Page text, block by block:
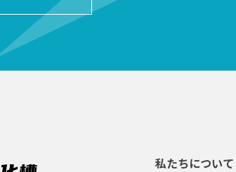
私たちについて